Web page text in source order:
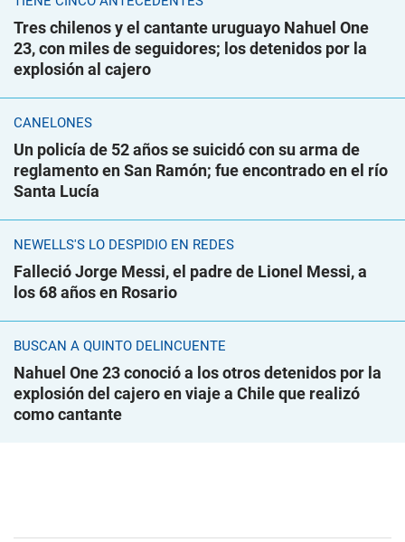
Tres chilenos y el cantante uruguayo Nahuel One
23, con miles de seguidores; los detenidos por la
explosión al cajero
CANELONES
Un policía de 52 años se suicidó con su arma de
reglamento en San Ramón; fue encontrado en el río
Santa Lucía
NEWELLS'S LO DESPIDIÓ EN REDES
Falleció Jorge Messi, el padre de Lionel Messi, a
los 68 años en Rosario
BUSCAN A QUINTO DELINCUENTE
Nahuel One 23 conoció a los otros detenidos por la
explosión del cajero en viaje a Chile que realizó
como cantante